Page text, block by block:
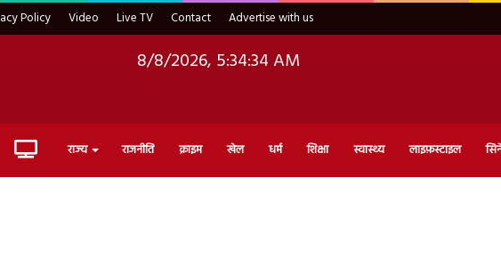
Policy Video Live TV Contact Advertise with us
8/8/2026, 5:34:35 AM
Live राज्य राजनीति क्राइम खेल धर्म शिक्षा स्वास्थ्य लाइफ़स्टाइल